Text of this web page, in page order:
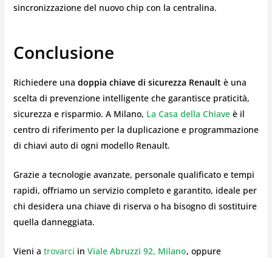
sincronizzazione del nuovo chip con la centralina.
Conclusione
Richiedere una doppia chiave di sicurezza Renaultè una
scelta di prevenzione intelligente che garantisce praticità,
sicurezza e risparmio. A Milano, La Casa della Chiave è il
centro di riferimento per la duplicazione e programmazione
di chiavi auto di ogni modello Renault.
Grazie a tecnologie avanzate, personale qualificato e tempi
rapidi, offriamo un servizio completo e garantito, ideale per
chi desidera una chiave di riserva o ha bisogno di sostituire
quella danneggiata.
Vieni a trovarci in Viale Abruzzi 92, Milano, oppure